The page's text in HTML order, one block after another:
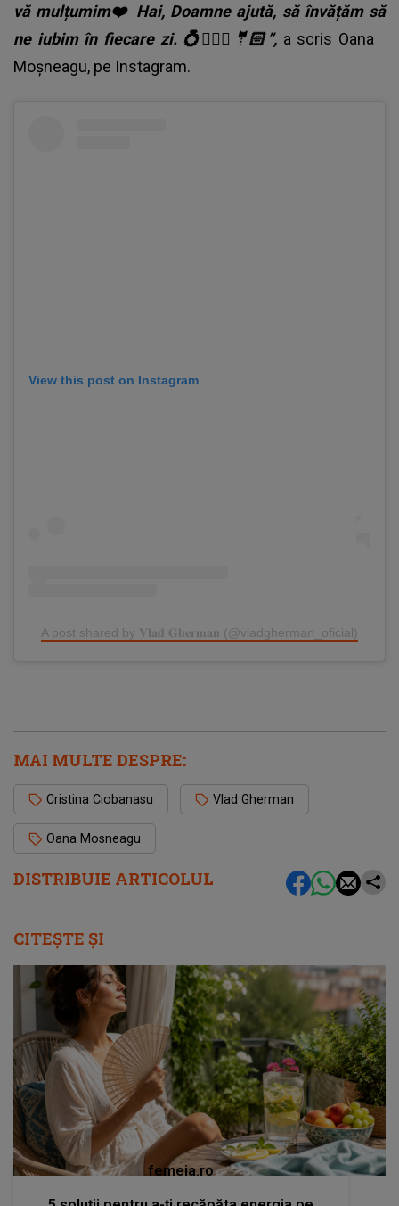
DISTRIBUIE ARTICOLUL
vă mulțumim❤️ Hai, Doamne ajută, să învățăm să
ne iubim în fiecare zi. 💍👰🏽‍♀️🤵🏻”, a scris Oana
Moșneagu, pe Instagram.
View this post on Instagram
A post shared by 𝐕𝐥𝐚𝐝 𝐆𝐡𝐞𝐫𝐦𝐚𝐧 (@vladgherman_oficial)
MAI MULTE DESPRE:
Cristina Ciobanasu Vlad Gherman
Oana Mosneagu
CITEȘTE ȘI
femeia.ro